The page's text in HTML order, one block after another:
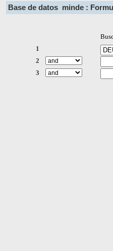
Base de datos minde :
1
2
3